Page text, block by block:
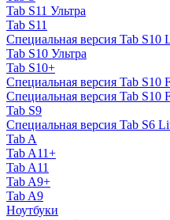
Tab S11 Ультра
Tab S11
Специальная версия Tab S10
Tab S10 Ультра
Tab S10+
Специальная версия Tab S10
Специальная версия Tab S10
Tab S9
Специальная версия Tab S6
Tab A
Tab A11+
Tab A11
Tab A9+
Tab A9
Ноутбуки